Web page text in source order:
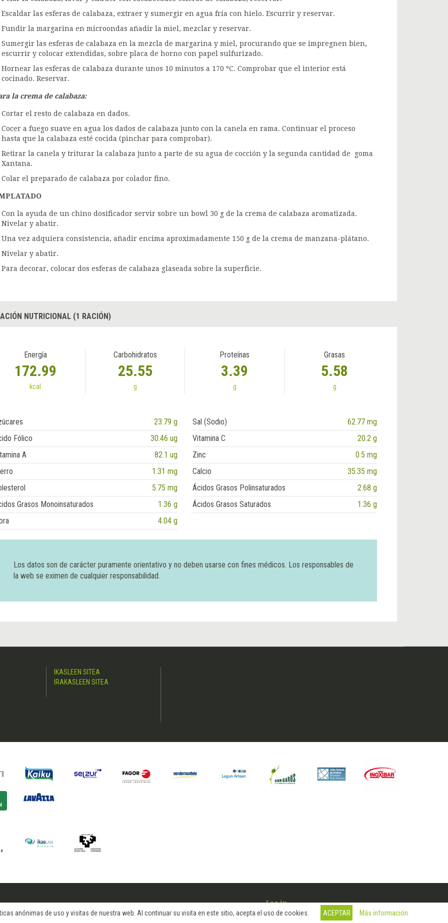
anónimas de uso y visitas de nuestra web. Al continuar su visita en este sitio, acepta el uso de cookies. ACEPTAR Más información
Escaldar las esferas de calabaza, extraer y sumergir en agua fría con hielo. Escurrir y reservar.
Fundir la margarina en microondas añadir la miel, mezclar y reservar.
Sumergir las esferas de calabaza en la mezcla de margarina y miel, procurando que se impregnen bien,
escurrir y colocar extendidas, sobre placa de horno con papel sulfurizado.
Hornear las esferas de calabaza durante unos 10 minutos a 170 ºC. Comprobar que el interior está
cocinado. Reservar.
la crema de calabaza:
Cortar el resto de calabaza en dados.
Cocer a fuego suave en agua los dados de calabaza junto con la canela en rama. Continuar el proceso
hasta que la calabaza esté cocida (pinchar para comprobar).
Retirar la canela y triturar la calabaza junto a parte de su agua de cocción y la segunda cantidad de goma
Xantana.
Colar el preparado de calabaza por colador fino.
Con la ayuda de un chino dosificador servir sobre un bowl 30 g de la crema de calabaza aromatizada.
Nivelar y abatir.
Una vez adquiera consistencia, añadir encima aproximadamente 150 g de la crema de manzana-plátano.
Nivelar y abatir.
Para decorar, colocar dos esferas de calabaza glaseada sobre la superficie.
NUTRICIONAL (1 RACIÓN)
Energía
172.99
kcal
Carbohidratos
25.55
g
Proteínas
3.39
g
Grasas
5.58
g
23.79 g Sal (Sodio)
62.77 mg
Fólico
30.46 ug Vitamina C
20.2 g
A
82.1 ug Zinc
0.5 mg
1.31 mg Calcio
35.35 mg
5.75 mg Ácidos Grasos Polinsaturados
2.68 g
Grasos Monoinsaturados
1.36 g Ácidos Grasos Saturados
1.36 g
4.04 g
Los datos son de carácter puramente orientativo y no deben usarse con fines médicos. Los responsables de
la web se eximen de cualquier responsabilidad.
IKASLEEN SITEA
IRAKASLEEN SITEA
Log in